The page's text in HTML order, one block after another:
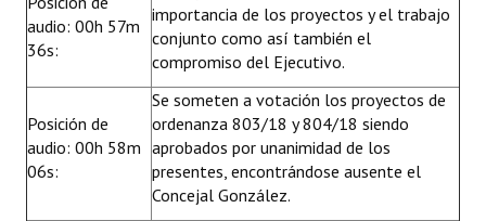
audio: 00h 57m
36s:
importancia de los proyectos y el trabajo
conjunto como así también el
compromiso del Ejecutivo.
Posición de
audio: 00h 58m
06s:
Se someten a votación los proyectos de
ordenanza 803/18 y 804/18 siendo
aprobados por unanimidad de los
presentes, encontrándose ausente el
Concejal González.